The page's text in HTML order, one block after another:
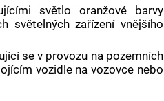
světlo oranžové barvy
světelných zařízení vnějšího
se v provozu na pozemních
vozidle na vozovce nebo